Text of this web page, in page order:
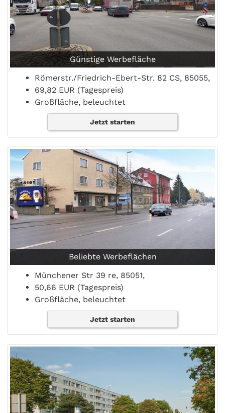
Günstige Werbefläche
Römerstr./Friedrich-Ebert-Str. 82 CS, 85055,
69,82 EUR (Tagespreis)
Großfläche, beleuchtet
Jetzt starten
Beliebte Werbeflächen
Münchener Str 39 re, 85051,
50,66 EUR (Tagespreis)
Großfläche, beleuchtet
Jetzt starten